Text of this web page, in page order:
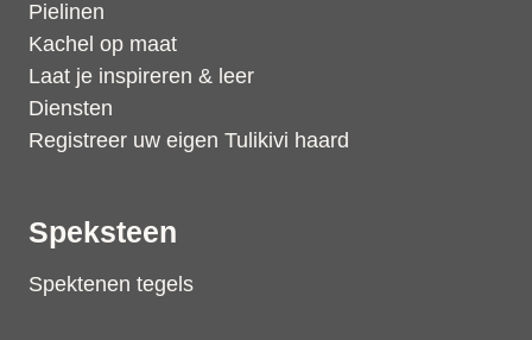
Pielinen
Kachel op maat
Laat je inspireren & leer
Diensten
Registreer uw eigen Tulikivi haard
Speksteen
Spektenen tegels